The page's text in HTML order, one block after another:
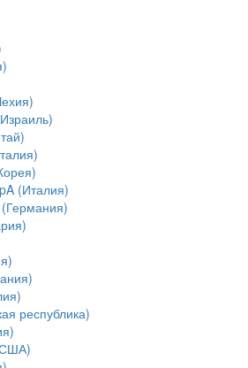
(Италия)
республика)